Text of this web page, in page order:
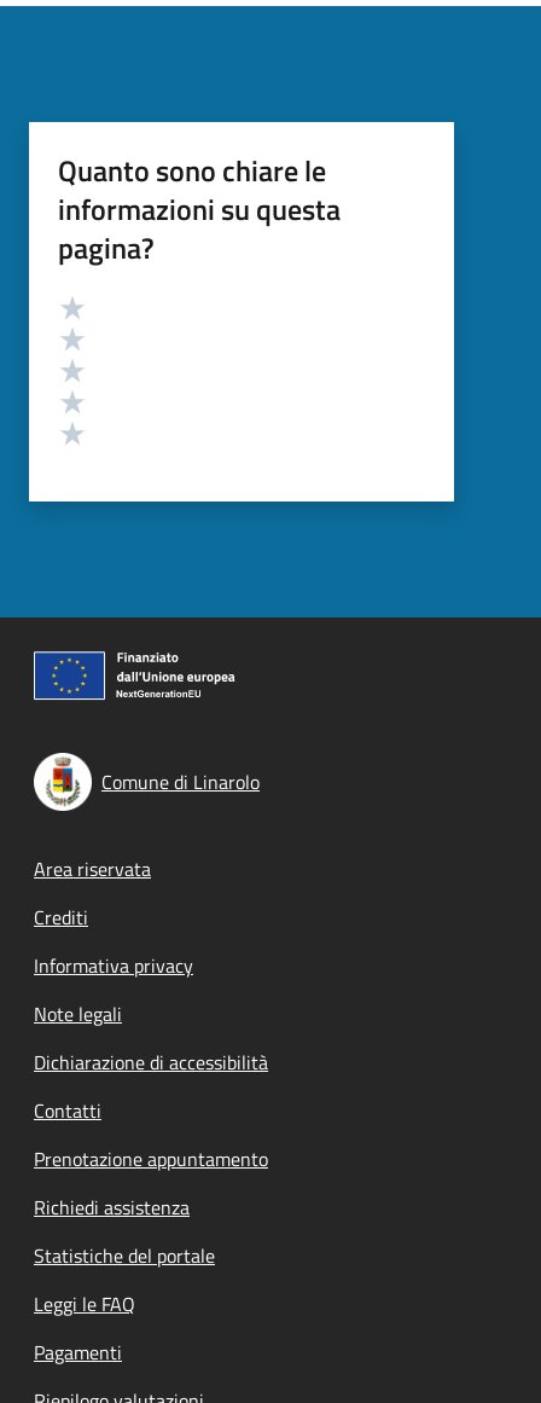
Quanto sono chiare le
informazioni su questa
pagina?
Valutazione
Comune di Linarolo
Footer menu
Area riservata
Crediti
Informativa privacy
Note legali
Dichiarazione di accessibilità
Contatti
Prenotazione appuntamento
Richiedi assistenza
Statistiche del portale
Leggi le FAQ
Pagamenti